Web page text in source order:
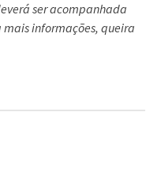
ser acompanhada
informações, queira